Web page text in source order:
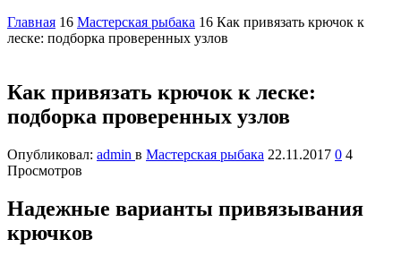
Главная 16 Мастерская рыбака 16 Как привязать крючок к
леске: подборка проверенных узлов
Как привязать крючок к леске:
подборка проверенных узлов
Опубликовал: admin в Мастерская рыбака 22.11.2017 0 4
Просмотров
Надежные варианты привязывания
крючков